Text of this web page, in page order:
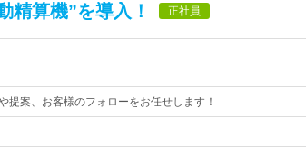
精算機”を導入！ 正社員
提案、お客様のフォローをお任せします！